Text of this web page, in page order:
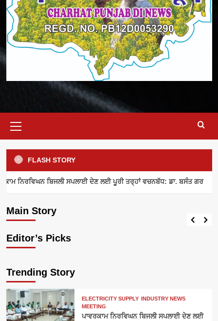
Menu
FLASH STORY
ਨਿਰਵਿਘਨ ਬਿਜਲੀ ਸਪਲਾਈ ਦੇਣ ਲਈ ਪੂਰੀ ਤਰ੍ਹਾਂ ਵਚਨਬੱਧ: ਡਾ. ਬਸੰਤ ਗਰ
Main Story
ELECTRICITY SUPPLY INDUSTRY NEWS MEETING
admin August 8, 2026
Editor’s Picks
Trending Story
ELECTRICITY SUPPLY INDUSTRY NEWS
MEETING
ਪਾਵਰਕਾਮ ਨਿਰਵਿਘਨ ਬਿਜਲੀ ਸਪਲਾਈ ਦੇਣ ਲਈ